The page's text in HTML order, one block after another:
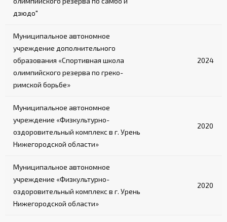
дзюдо"
Муниципальное автономное
учреждение дополнительного
образования «Спортивная школа
олимпийского резерва по греко-
римской борьбе»
2024
Муниципальное автономное
учреждение «Физкультурно-
оздоровительный комплекс в г. Урень
Нижегородской области»
2020
Муниципальное автономное
учреждение «Физкультурно-
оздоровительный комплекс в г. Урень
Нижегородской области»
2020